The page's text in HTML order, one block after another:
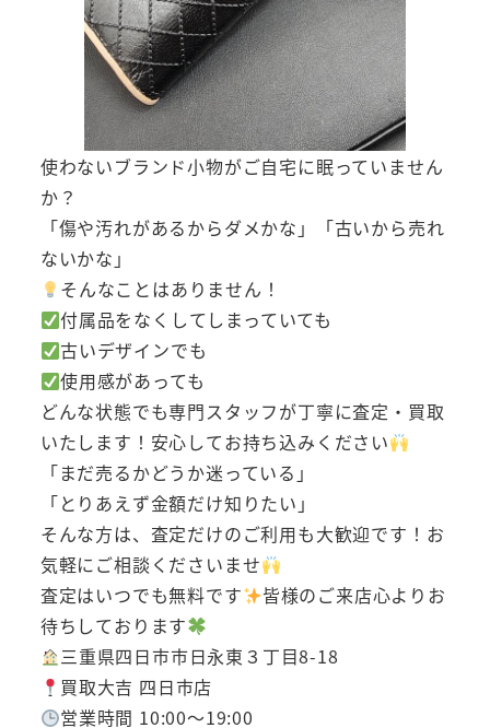
使わないブランド小物がご自宅に眠っていません
か？
「傷や汚れがあるからダメかな」「古いから売れ
ないかな」
そんなことはありません！
付属品をなくしてしまっていても
古いデザインでも
使用感があっても
どんな状態でも専門スタッフが丁寧に査定・買取
いたします！安心してお持ち込みください
「まだ売るかどうか迷っている」
「とりあえず金額だけ知りたい」
そんな方は、査定だけのご利用も大歓迎です！お
気軽にご相談くださいませ
査定はいつでも無料です
皆様のご来店心よりお
待ちしております
三重県四日市市日永東３丁目8-18
買取大吉 四日市店
営業時間 10:00～19:00